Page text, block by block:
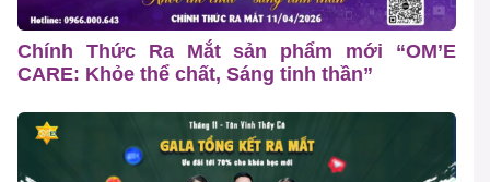
Chính Thức Ra Mắt sản phẩm mới “OM’E
CARE: Khỏe thể chất, Sáng tinh thần”